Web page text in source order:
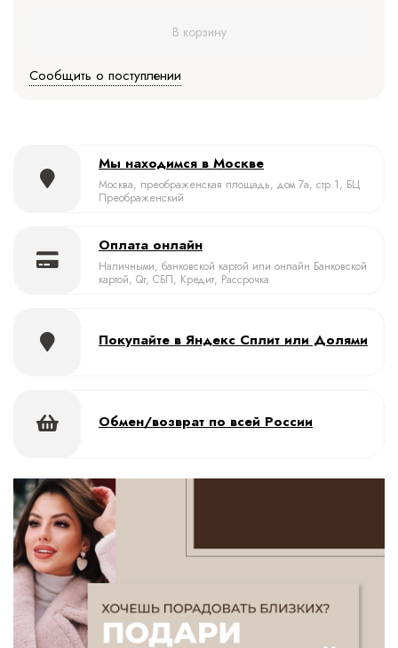
В корзину
Сообщить о поступлении
Мы находимся в Москве
Москва, преображенская площадь, дом 7а, стр.1, БЦ
Преображенский
Оплата онлайн
Наличными, банковской картой или онлайн Банковской
картой, Qr, СБП, Кредит, Рассрочка
Покупайте в Яндекс Сплит или Долями
Обмен/возврат по всей России